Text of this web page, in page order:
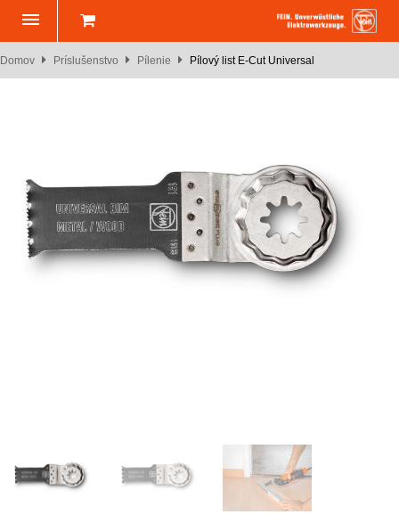
Domov Príslušenstvo Pílenie Pílový list E-Cut Universal